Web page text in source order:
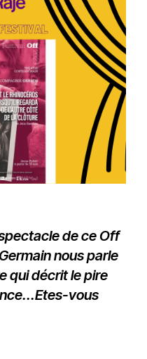
de ce Off
nous parle
qui décrit le pire
vous